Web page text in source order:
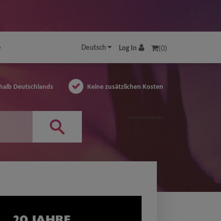
Deutsch Log In (0)
Deutschlands Keine zusätzlichen Kosten